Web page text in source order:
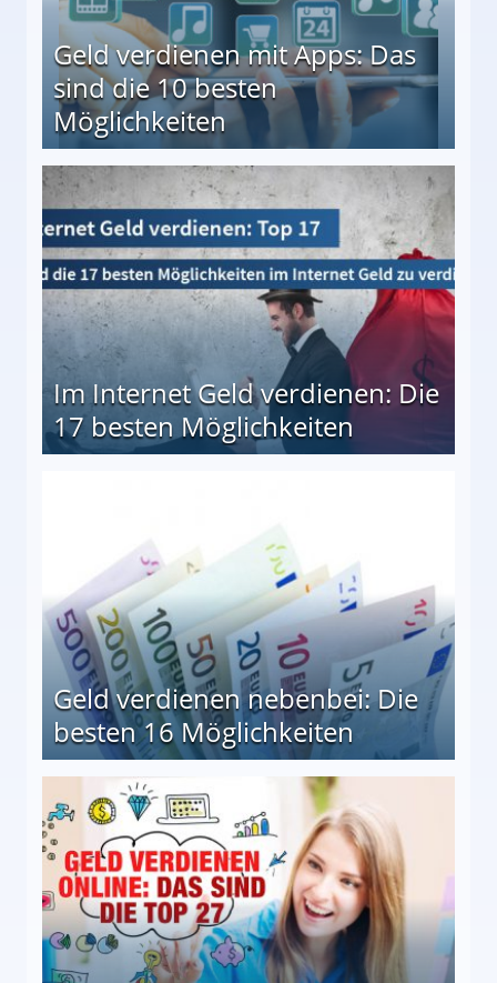
Geld verdienen mit Apps: Das
sind die 10 besten
Möglichkeiten
besten Möglichkeiten
Im Internet Geld verdienen: Die
17 besten Möglichkeiten
Geld verdienen nebenbei: Die
besten 16 Möglichkeiten